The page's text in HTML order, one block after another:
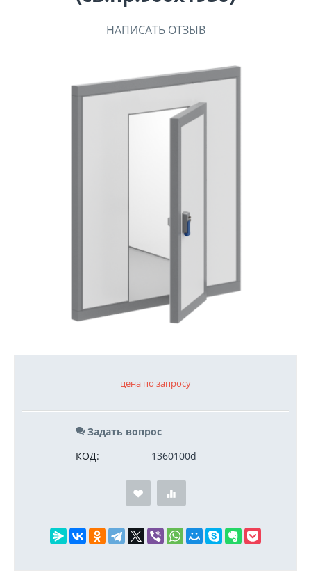
НАПИСАТЬ ОТЗЫВ
цена по запросу
Задать вопрос
КОД:
1360100d